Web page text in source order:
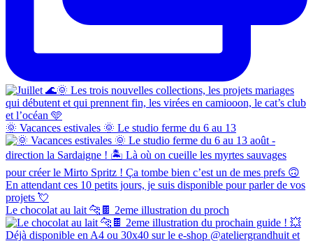
🌞 Vacances estivales 🌞 Le studio ferme du 6 au 13
Le chocolat au lait 🐆🍫 2eme illustration du proch